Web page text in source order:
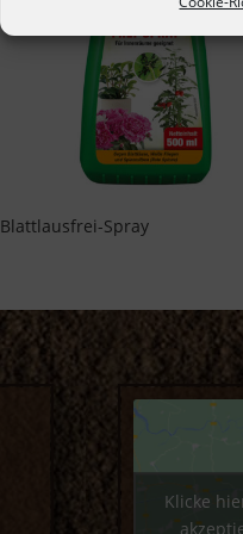
Blattlausfrei-Spray
Klicke